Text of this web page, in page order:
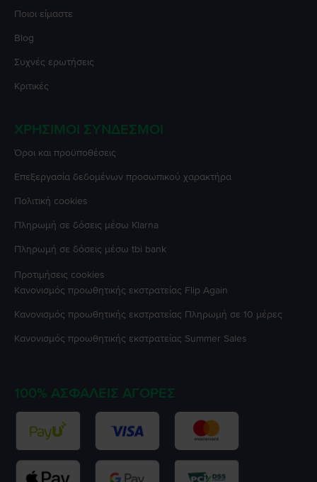
Ποιοι είμαστε
Blog
Συχνές ερωτήσεις
Κριτικές
ΧΡΉΣΙΜΟΙ ΣΎΝΔΕΣΜΟΙ
Όροι και προϋποθέσεις
Επεξεργασία δεδομένων προσωπικού χαρακτήρα
Πολιτική cookies
Πληρωμή σε δόσεις μέσω Klarna
Πληρωμή σε δόσεις μέσω tbi bank
Προτιμήσεις cookies
Κανονισμός προωθητικής εκστρατείας Flip Again
Κανονισμός προωθητικής εκστρατείας Πληρωμή σε 10 μέρες
Κανονισμός προωθητικής εκστρατείας Summer Sales
100% ΑΣΦΑΛΕΊΣ ΑΓΟΡΈΣ